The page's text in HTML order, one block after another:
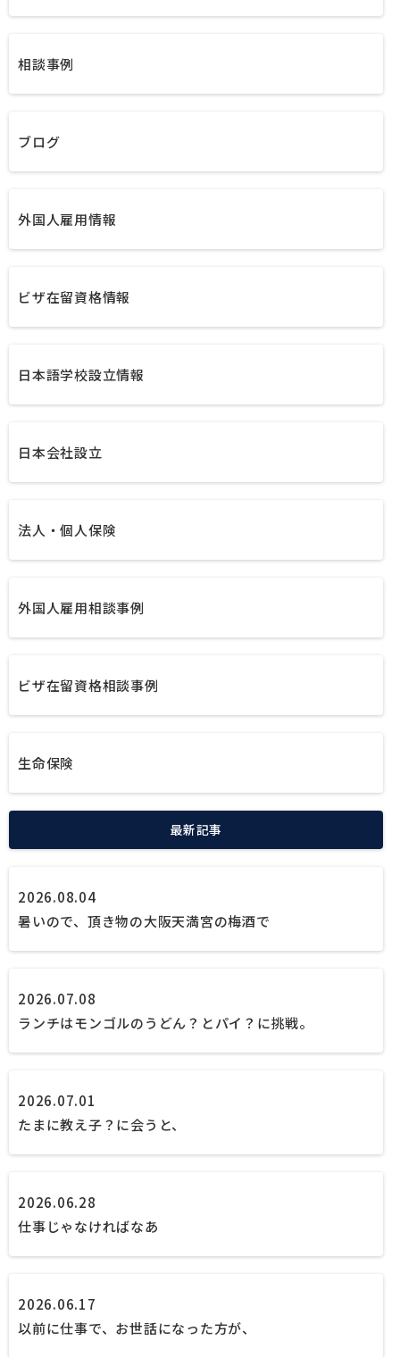
相談事例
ブログ
外国人雇用情報
ビザ在留資格情報
日本語学校設立情報
日本会社設立
法人・個人保険
外国人雇用相談事例
ビザ在留資格相談事例
生命保険
最新記事
2026.08.04
暑いので、頂き物の大阪天満宮の梅酒で
2026.07.08
ランチはモンゴルのうどん？とパイ？に挑戦。
2026.07.01
たまに教え子？に会うと、
2026.06.28
仕事じゃなければなあ
2026.06.17
以前に仕事で、お世話になった方が、